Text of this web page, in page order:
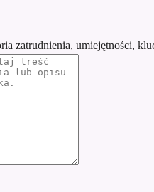
zatrudnienia, umiejętności,